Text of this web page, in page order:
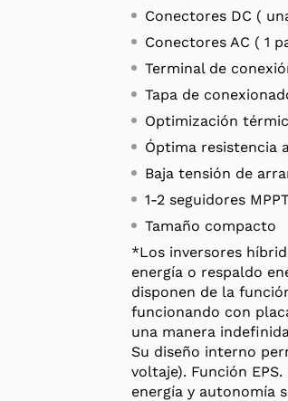
Conectores DC (
Conectores AC ( 1
Terminal de
Tapa de
Optimización
Óptima resistencia
Baja tensión de
1-2 seguidores
Tamaño compacto
*Los inversores
energía o respaldo
disponen de la
funcionando con
una manera
Su diseño interno
voltaje). Función
energía y autonomía